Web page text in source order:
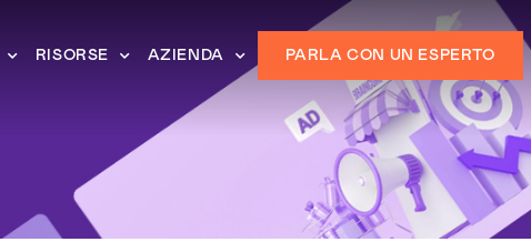
RISORSE AZIENDA PARLA CON UN ESPERTO